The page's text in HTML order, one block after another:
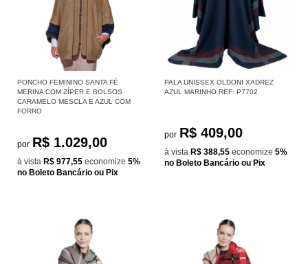
PONCHO FEMININO SANTA FÉ
MERINA COM ZÍPER E BOLSOS
CARAMELO MESCLA E AZUL COM
FORRO
por R$ 1.029,00
à vista R$ 977,55 economize 5%
no Boleto Bancário ou Pix
PALA UNISSEX OLDONI XADREZ
AZUL MARINHO REF: P7702
por R$ 409,00
à vista R$ 388,55 economize 5%
no Boleto Bancário ou Pix